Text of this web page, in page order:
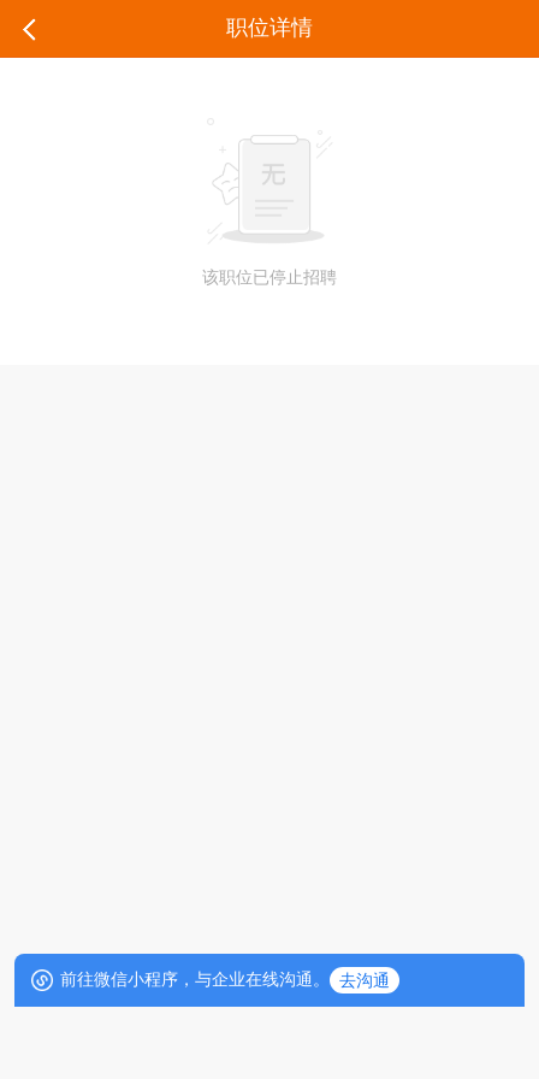
职位详情
该职位已停止招聘
前往微信小程序，与企业在线沟通。 去沟通